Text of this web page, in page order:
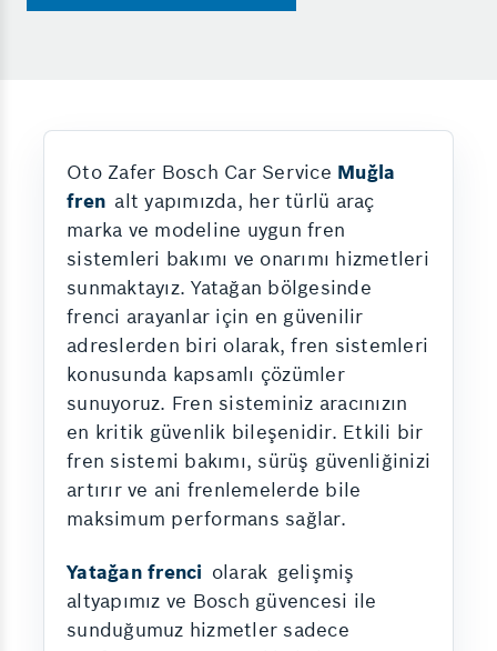
Oto Zafer Bosch Car Service Muğla
fren alt yapımızda, her türlü araç
marka ve modeline uygun fren
sistemleri bakımı ve onarımı hizmetleri
sunmaktayız. Yatağan bölgesinde
frenci arayanlar için en güvenilir
adreslerden biri olarak, fren sistemleri
konusunda kapsamlı çözümler
sunuyoruz. Fren sisteminiz aracınızın
en kritik güvenlik bileşenidir. Etkili bir
fren sistemi bakımı, sürüş güvenliğinizi
artırır ve ani frenlemelerde bile
maksimum performans sağlar.
Yatağan frenci olarak gelişmiş
altyapımız ve Bosch güvencesi ile
sunduğumuz hizmetler sadece